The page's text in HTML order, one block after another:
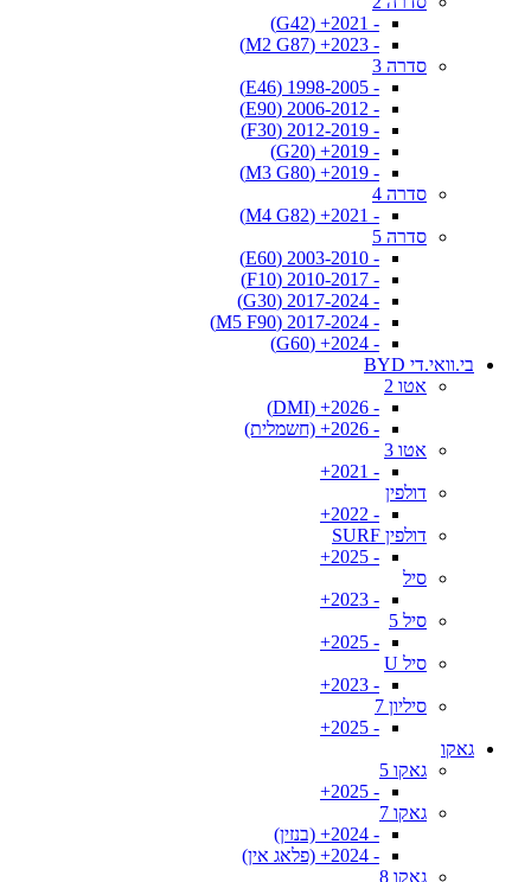
- 2021+ (G42)
- 2023+ (M2 G87)
סדרה 3
- 1998-2005 (E46)
- 2006-2012 (E90)
- 2012-2019 (F30)
- 2019+ (G20)
- 2019+ (M3 G80)
סדרה 4
- 2021+ (M4 G82)
סדרה 5
- 2003-2010 (E60)
- 2010-2017 (F10)
- 2017-2024 (G30)
- 2017-2024 (M5 F90)
- 2024+ (G60)
בי.וואי.די BYD
אטו 2
- 2026+ (DMI)
- 2026+ (חשמלית)
אטו 3
- 2021+
דולפין
- 2022+
דולפין SURF
- 2025+
סיל
- 2023+
סיל 5
- 2025+
סיל U
- 2023+
סיליון 7
- 2025+
גאקו
גאקו 5
- 2025+
גאקו 7
- 2024+ (בנזין)
- 2024+ (פלאג אין)
גאקו 8